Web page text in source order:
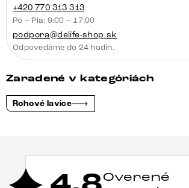
+420 770 313 313
Po – Pia: 9:00 – 17:00
podpora@delife-shop.sk
Odpovedáme do 24 hodín.
Zaradené v kategóriách
Rohové lavice
Overené